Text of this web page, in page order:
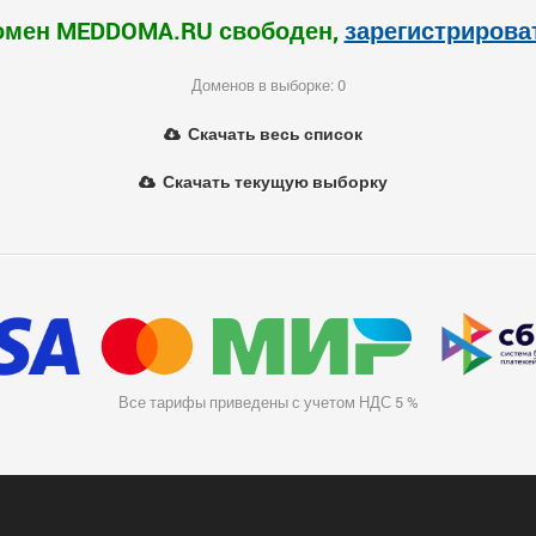
MEDDOMA.RU свободен,
Доменов в выборке: 0
Скачать весь список
Скачать текущую выборку
Все тарифы приведены с учетом НДС 5 %